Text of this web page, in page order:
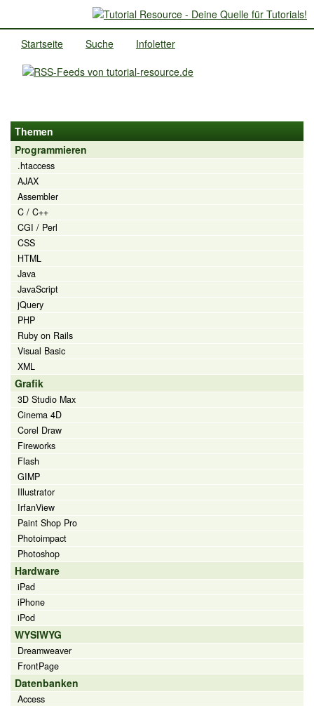
Startseite Suche Infoletter
Themen
Programmieren
.htaccess
AJAX
Assembler
C / C++
CGI / Perl
CSS
HTML
Java
JavaScript
jQuery
PHP
Ruby on Rails
Visual Basic
XML
Grafik
3D Studio Max
Cinema 4D
Corel Draw
Fireworks
Flash
GIMP
Illustrator
IrfanView
Paint Shop Pro
Photoimpact
Photoshop
Hardware
iPad
iPhone
iPod
WYSIWYG
Dreamweaver
FrontPage
Datenbanken
Access